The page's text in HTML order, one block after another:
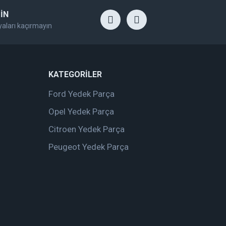
kaçırmayın
KATEGORİLER
Ford Yedek Parça
Opel Yedek Parça
Citroen Yedek Parça
Peugeot Yedek Parça